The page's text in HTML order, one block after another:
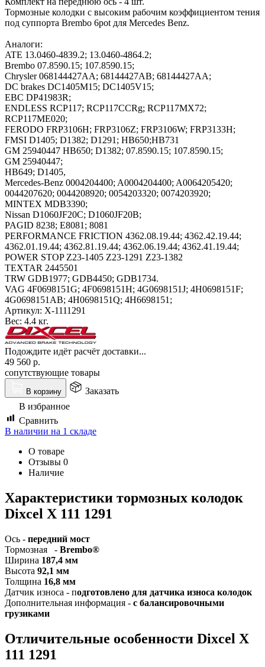
Тормозные колодки с высоким рабочим коэффициентом тения
под суппорта Brembo 6pot для Mercedes Benz.
Аналоги:
ATE 13.0460-4839.2; 13.0460-4864.2;
Brembo 07.8590.15; 107.8590.15;
Chrysler 068144427AA; 68144427AB; 68144427AA;
DC brakes DC1405M15; DC1405V15;
EBC DP41983R;
ENDLESS RCP117; RCP117CCRg; RCP117MX72;
RCP117ME020;
FERODO FRP3106H; FRP3106Z; FRP3106W; FRP3133H;
FMSI D1405; D1382; D1291; HB650;HB731
GM 25940447 HB650; D1382; 07.8590.15; 107.8590.15;
GM 25940447;
HB649; D1405,
Mercedes-Benz 0004204400; A0004204400; A0064205420;
0044207620; 0044208920; 0054203320; 0074203920;
MINTEX MDB3390;
Nissan D1060JF20C; D1060JF20B;
PAGID 8238; E8081; 8081
PERFORMANCE FRICTION 4362.08.19.44; 4362.42.19.44;
4362.01.19.44; 4362.81.19.44; 4362.06.19.44; 4362.41.19.44;
POWER STOP Z23-1405 Z23-1291 Z23-1382
TEXTAR 2445501
TRW GDB1977; GDB4450; GDB1734.
VAG 4F0698151G; 4F0698151H; 4G0698151J; 4H0698151F;
4G0698151AB; 4H0698151Q; 4H6698151;
Артикул: X-1111291
Вес: 4.4 кг.
Подождите идёт расчёт доставки...
49 560 р.
сопутствующие товары
В корзину
Заказать
В избранное
Сравнить
В наличии на 1 складе
О товаре
Отзывы 0
Наличие
Характеристики тормозных колодок
Dixcel X 111 1291
Ось - передний мост
Тормозная - Brembo®
Ширина 187,4 мм
Высота 92,1 мм
Толщина 16,8 мм
Датчик износа - подготовлено для датчика износа колодок
Дополнительная информация - с балансировочными
грузиками
Отличительные особенности Dixcel X
111 1291